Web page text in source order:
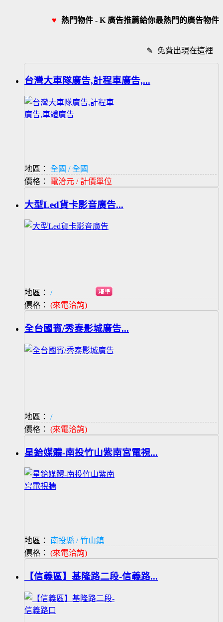
♥ 熱門物件 - K 廣告推薦給你最熱門的廣告物件
✎ 免費出現在這裡
台灣大車隊廣告,計程車廣告,...
地區：
全國 / 全國
價格： 電洽元 / 計價單位
大型Led貨卡影音廣告...
地區：
/
價格： (來電洽詢)
全台國賓/秀泰影城廣告...
地區：
/
價格： (來電洽詢)
星鉿媒體-南投竹山紫南宮電視...
地區：
南投縣 / 竹山鎮
價格： (來電洽詢)
【信義區】基隆路二段-信義路...